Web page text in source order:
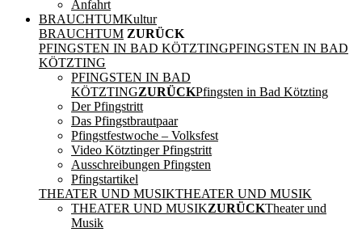
Anfahrt
BRAUCHTUMKultur
BRAUCHTUM ZURÜCK
PFINGSTEN IN BAD KÖTZTINGPFINGSTEN IN BAD
KÖTZTING
PFINGSTEN IN BAD
KÖTZTINGZURÜCKPfingsten in Bad Kötzting
Der Pfingstritt
Das Pfingstbrautpaar
Pfingstfestwoche – Volksfest
Video Kötztinger Pfingstritt
Ausschreibungen Pfingsten
Pfingstartikel
THEATER UND MUSIKTHEATER UND MUSIK
THEATER UND MUSIKZURÜCKTheater und
Musik